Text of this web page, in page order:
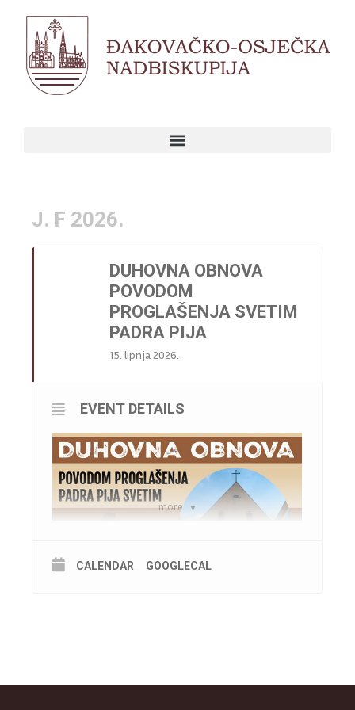
content
J. F 2026.
DUHOVNA OBNOVA
POVODOM
PROGLAŠENJA SVETIM
PADRA PIJA
15. lipnja 2026.
more
EVENT DETAILS
CALENDAR GOOGLECAL